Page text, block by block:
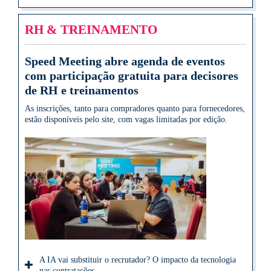
RH & TREINAMENTO
Speed Meeting abre agenda de eventos
com participação gratuita para decisores
de RH e treinamentos
As inscrições, tanto para compradores quanto para fornecedores,
estão disponíveis pelo site, com vagas limitadas por edição.
A IA vai substituir o recrutador? O impacto da tecnologia